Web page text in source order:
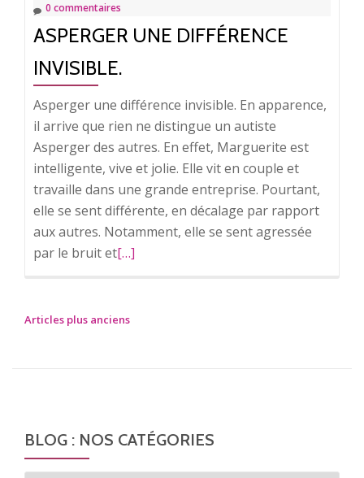
0 commentaires
ASPERGER UNE DIFFÉRENCE
INVISIBLE.
Asperger une différence invisible. En apparence,
il arrive que rien ne distingue un autiste
Asperger des autres. En effet, Marguerite est
intelligente, vive et jolie. Elle vit en couple et
travaille dans une grande entreprise. Pourtant,
elle se sent différente, en décalage par rapport
aux autres. Notamment, elle se sent agressée
par le bruit etEn
surAsperger
[…]
A
T
Articles plus anciens
BLOG : NOS CATÉGORIES